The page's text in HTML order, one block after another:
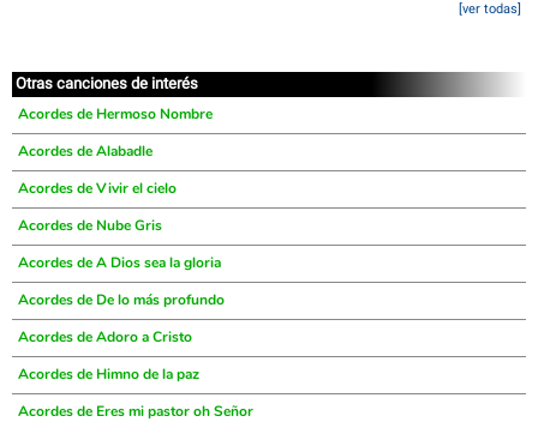
[ver todas]
Otras canciones de interés
Acordes de Hermoso Nombre
Acordes de Alabadle
Acordes de Vivir el cielo
Acordes de Nube Gris
Acordes de A Dios sea la gloria
Acordes de De lo más profundo
Acordes de Adoro a Cristo
Acordes de Himno de la paz
Acordes de Eres mi pastor oh Señor